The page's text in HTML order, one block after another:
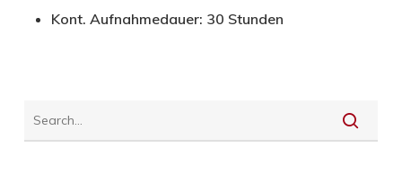
Kont. Aufnahmedauer: 30 Stunden